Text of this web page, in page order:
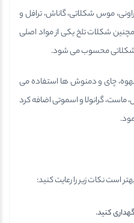
موس شکلاتی، گاناش، ترافل و
شکلات تلخ یکی از مواد اصلی
شکلاتی محسوب می شود.
قهوه، چای و دمنوش ها استفاده می
ماست، گرانولا و اسموتی اضافه کرد
است نکات زیر را رعایت کنید:
کنید.